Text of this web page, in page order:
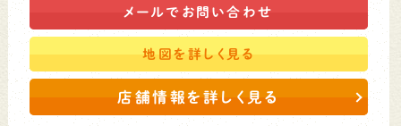
メールで お問い合わせ
地図を詳しく見る
店舗情報を詳しく見る